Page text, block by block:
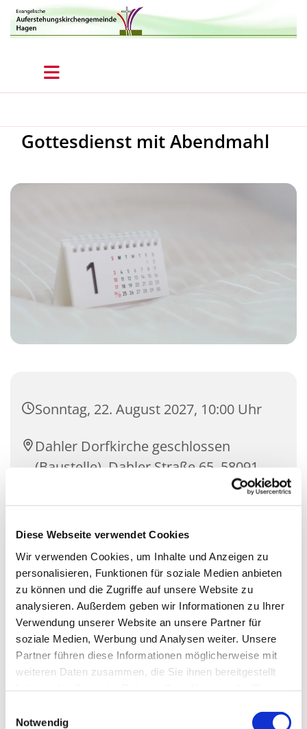
Diese Webseite verwendet Cookies
Wir verwenden Cookies, um Inhalte und Anzeigen zu
personalisieren, Funktionen für soziale Medien anbieten
zu können und die Zugriffe auf unsere Website zu
analysieren. Außerdem geben wir Informationen zu Ihrer
Verwendung unserer Website an unsere Partner für
soziale Medien, Werbung und Analysen weiter. Unsere
Partner führen diese Informationen möglicherweise mit
weiteren Daten zusammen, die Sie ihnen bereitgestellt
Notwendig
Gottesdienst mit Abendmahl
Sonntag, 22. August 2027, 10:00 Uhr
Dahler Dorfkirche geschlossen
(Baustelle), Dahler Straße 65, 58091